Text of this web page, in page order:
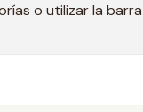
o utilizar la